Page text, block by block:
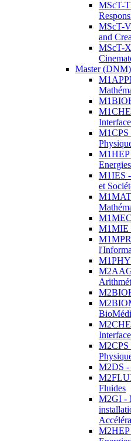
MScT-
MScT-
and
MScT-
Master (DNM)
M1CPS
M1HEP
Energies
M1IES
et
M1MIE
M2CPS
M2DS -
Fluides
M2GI -
M2HEP